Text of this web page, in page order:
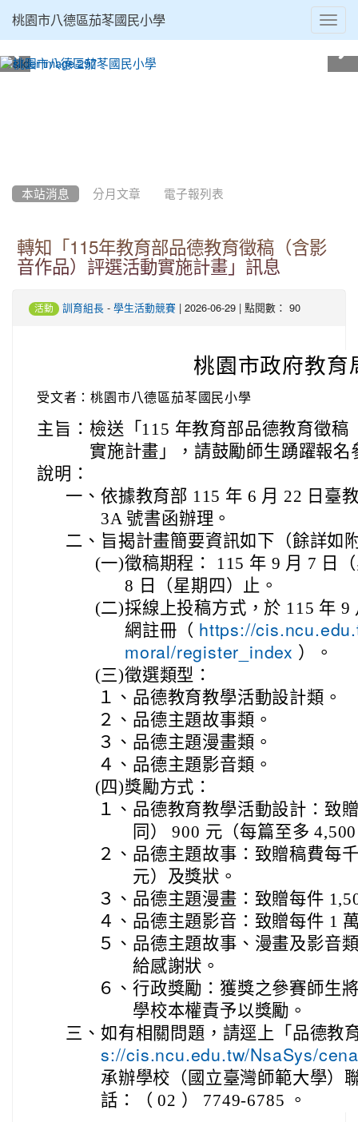
桃園市八德區茄苳國民小學
本站消息 分月文章 電子報列表
轉知「115年教育部品德教育徵稿（含影
音作品）評選活動實施計畫」訊息
活動 訓育組長 - 學生活動競賽 | 2026-06-29 | 點閱數： 90
桃園市政府教育
受文者：桃園市八德區茄苳國民小學
主旨： 檢送「115 年教育部品德教育徵稿
實施計畫」，請鼓勵師生踴躍報名
說明：
一、 依據教育部 115 年 6 月 22 日臺
3A 號書函辦理。
二、 旨揭計畫簡要資訊如下（餘詳如
(一)徵稿期程： 115 年 9 月 7 日
8 日（星期四）止。
(二)採線上投稿方式，於 115 年
網註冊（ https://
moral/register_index ）。
(三)徵選類型：
１、 品德教育教學活動設計類。
２、 品德主題故事類。
３、 品德主題漫畫類。
４、 品德主題影音類。
(四)獎勵方式：
１、 品德教育教學活動設計：致
同） 900 元（每篇至多
２、 品德主題故事：致贈稿費每
元）及獎狀。
３、 品德主題漫畫：致贈每件
４、 品德主題影音：致贈每件 1
５、 品德主題故事、漫畫及影音
給感謝狀。
６、 行政獎勵：獲獎之參賽師生
學校本權責予以獎勵。
三、 如有相關問題，請逕上「品德教
s://cis.ncu.edu.tw/NsaSys/
承辦學校（國立臺灣師範大學）
話：（ 02 ） 7749-6785 。